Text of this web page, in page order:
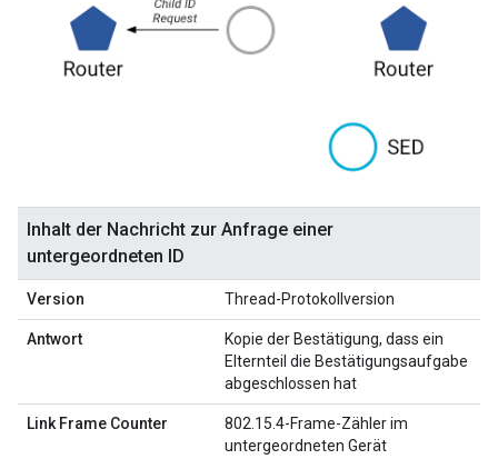
Inhalt der Nachricht zur Anfrage einer
untergeordneten ID
Version Thread-Protokollversion
Antwort
Kopie der Bestätigung, dass ein
Elternteil die Bestätigungsaufgabe
abgeschlossen hat
Link Frame Counter
802.15.4-Frame-Zähler im
untergeordneten Gerät